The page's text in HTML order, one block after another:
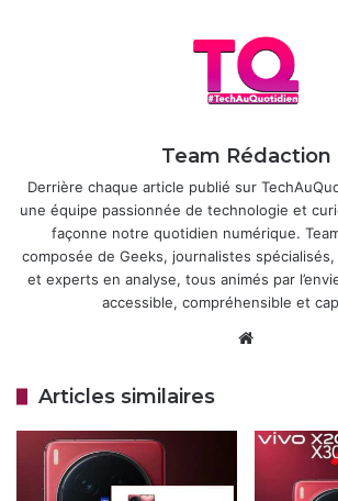
un noir sobre, confirmé par les teasers
version argentée pourrait être une
Articles similaires
Vivo X300 et X300 Pro
génération de
photo et l’endurance
interface simple et
11 octobre 2025
Team Rédaction
Derrière chaque article publié sur
une équipe passionnée de technologie et
façonne notre quotidien numérique.
composée de Geeks, journalistes
et experts en analyse, tous animés par
accessible, compréhensible et
Articles similaires